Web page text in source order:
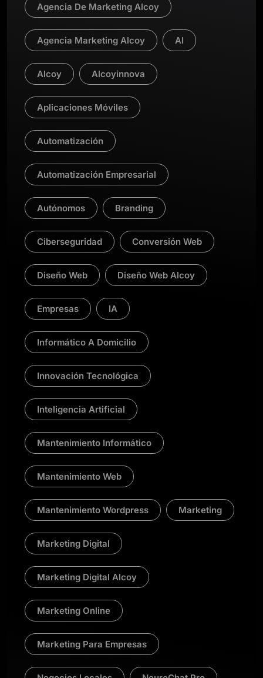
Agencia De Marketing Alcoy
Agencia Marketing Alcoy AI
Alcoy Alcoyinnova
Aplicaciones Móviles
Automatización
Automatización Empresarial
Autónomos Branding
Ciberseguridad Conversión Web
Diseño Web Diseño Web Alcoy
Empresas IA
Informático A Domicilio
Innovación Tecnológica
Inteligencia Artificial
Mantenimiento Informático
Mantenimiento Web
Mantenimiento Wordpress Marketing
Marketing Digital
Marketing Digital Alcoy
Marketing Online
Marketing Para Empresas